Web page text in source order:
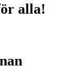
alla!